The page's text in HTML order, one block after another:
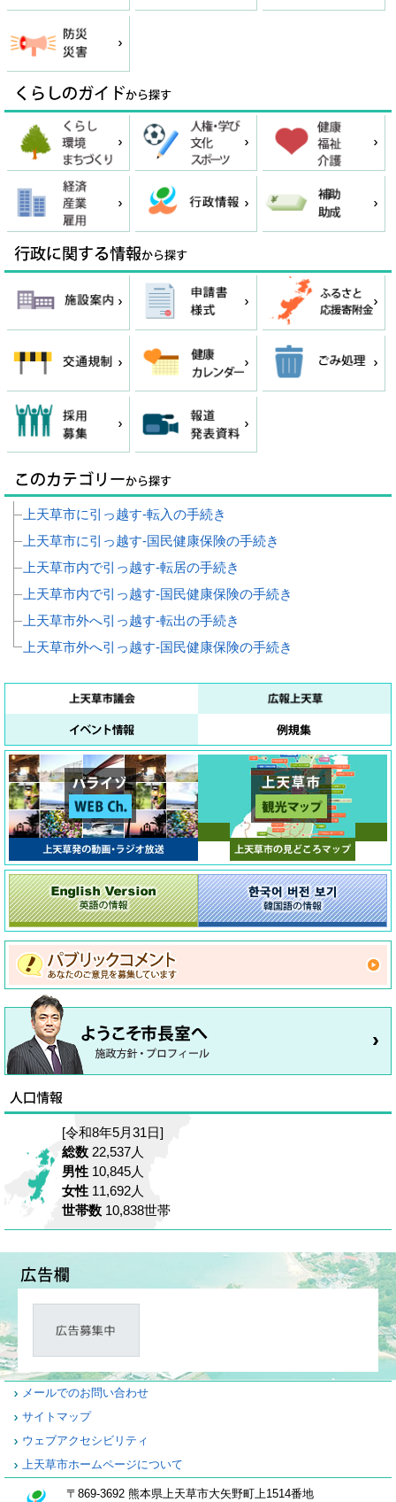
上天草市に引っ越す‐転入の手続き
上天草市に引っ越す‐国民健康保険の手続き
上天草市内で引っ越す‐転居の手続き
上天草市内で引っ越す‐国民健康保険の手続き
上天草市外へ引っ越す‐転出の手続き
上天草市外へ引っ越す‐国民健康保険の手続き
[令和8年5月31日]
総数 22,537人
男性 10,845人
女性 11,692人
世帯数 10,838世帯
メールでのお問い合わせ
サイトマップ
ウェブアクセシビリティ
上天草市ホームページについて
〒869-3692 熊本県上天草市大矢野町上1514番地